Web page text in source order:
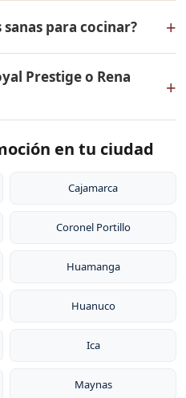
cromo, 10% níquel).
a la corrosión, no libera
el sabor de los alimentos y
Por eso tienen garantía
sanas para cocinar? +
las de Rena Ware. No
reaccionan con los
cocinar sin agua y sin
98% de los nutrientes,
Prestige o Rena
+
por su trayectoria desde
y sin grasa patentado, y
por la durabilidad
en tu ciudad
Cajamarca
Coronel Portillo
Huamanga
Huanuco
Ica
Maynas